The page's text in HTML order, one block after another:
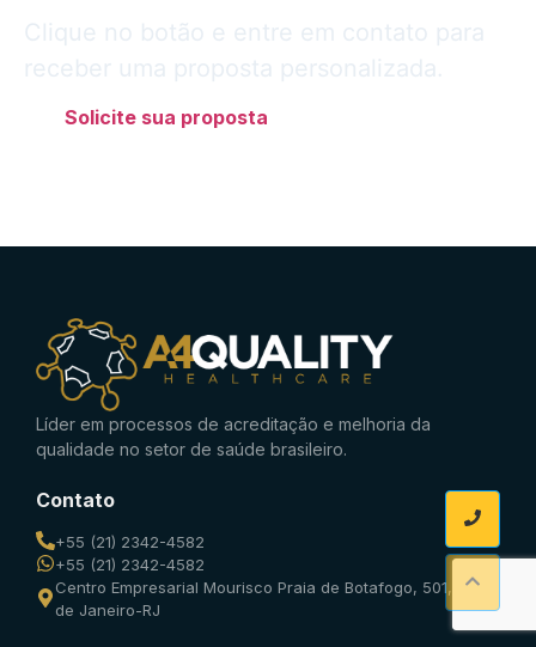
Clique no botão e entre em contato para
receber uma proposta personalizada.
Solicite sua proposta
Líder em processos de acreditação e melhoria da
qualidade no setor de saúde brasileiro.
Contato
+55 (21) 2342-4582
+55 (21) 2342-4582
Centro Empresarial Mourisco Praia de Botafogo, 501, Rio
de Janeiro-RJ